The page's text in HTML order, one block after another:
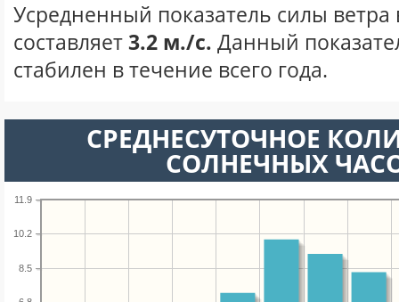
Усредненный показатель силы ветра
составляет3.2 м./с. Данный
стабилен в течение всего года.
СРЕДНЕСУТОЧНОЕ
СОЛНЕЧНЫХ
8.5
10.2
11.9